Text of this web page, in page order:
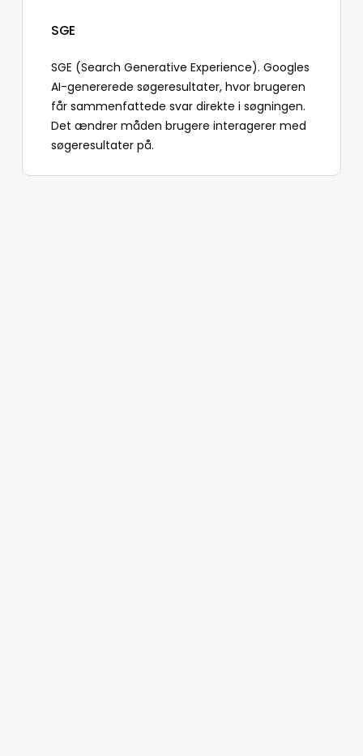
SGE
SGE (Search Generative Experience). Googles
AI-genererede søgeresultater, hvor brugeren
får sammenfattede svar direkte i søgningen.
Det ændrer måden brugere interagerer med
søgeresultater på.